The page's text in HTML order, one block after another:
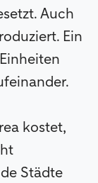
Auch
Ein
kostet,
Städte